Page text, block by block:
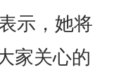
示，她将
家关心的